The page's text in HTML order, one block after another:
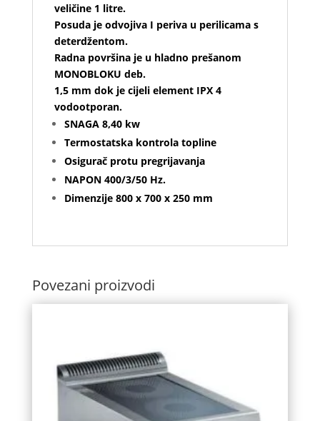
veličine 1 litre.
Posuda je odvojiva I periva u perilicama s
deterdžentom.
Radna površina je u hladno prešanom
MONOBLOKU deb.
1,5 mm dok je cijeli element IPX 4
vodootporan.
SNAGA 8,40 kw
Termostatska kontrola topline
Osigurač protu pregrijavanja
NAPON 400/3/50 Hz.
Dimenzije 800 x 700 x 250 mm
Povezani proizvodi